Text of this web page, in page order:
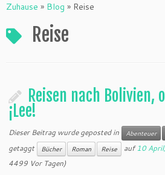
Zuhause » Blog » Reise
Reise
Reisen nach Bolivien,
¡Lee!
Dieser Beitrag wurde geposted in Abenteuer
getaggt
Bücher Roman Reise auf10
4499 Vor Tagen)